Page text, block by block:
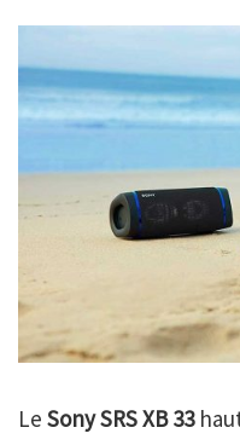
Le Sony SRS XB 33